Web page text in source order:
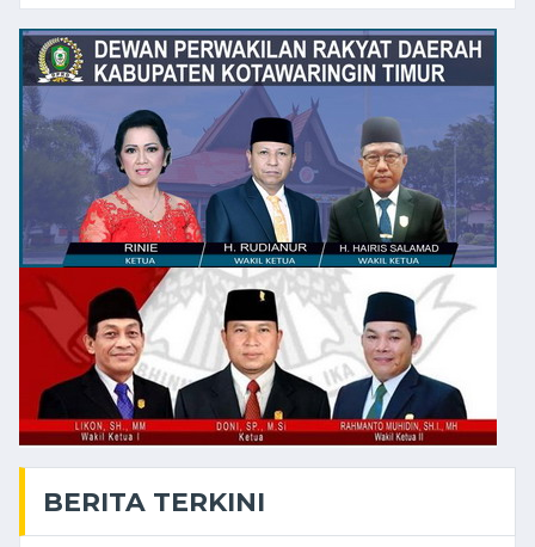
BERITA TERKINI